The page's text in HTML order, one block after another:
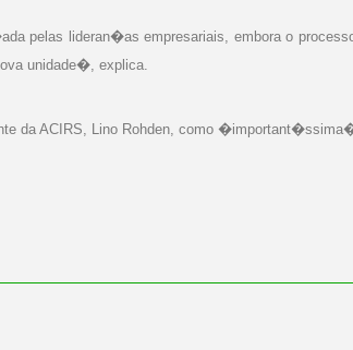
pelas lideran�as empresariais, embora o
unidade�, explica.
da ACIRS, Lino Rohden, como